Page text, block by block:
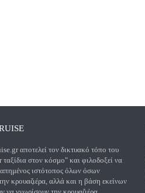
αποτελεί τον δικτυακό τόπο του
στον κόσμο" και φιλοδοξεί να
ιστότοπος όλων όσων
κρουαζιέρα, αλλά και η βάση εκείνων